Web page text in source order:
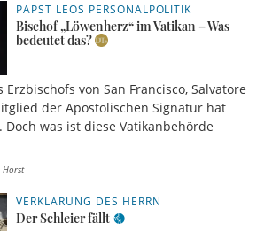
PAPST LEOS PERSONALPOLITIK
Bischof „Löwenherz“ im Vatikan – Was
bedeutet das?
von San Francisco, Salvatore
der Apostolischen Signatur hat
was ist diese Vatikanbehörde
VERKLÄRUNG DES HERRN
Der Schleier fällt